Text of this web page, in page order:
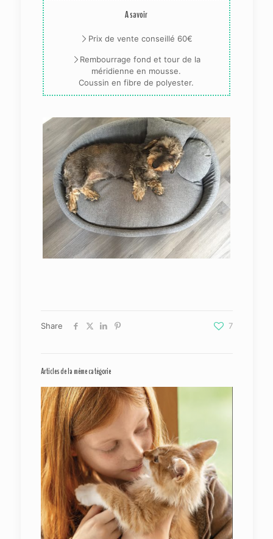
A savoir
Prix de vente conseillé 60€
Rembourrage fond et tour de la
méridienne en mousse.
Coussin en fibre de polyester.
Share 7
Articles de la même catégorie